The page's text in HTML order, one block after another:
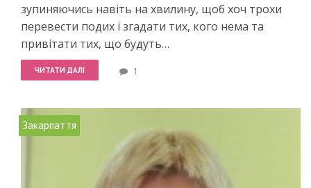
зупиняючись навіть на хвилину, щоб хоч трохи
перевести подих і згадати тих, кого нема та
привітати тих, що будуть…
ЧИТАТИ ДАЛІ 1
Закарпаття